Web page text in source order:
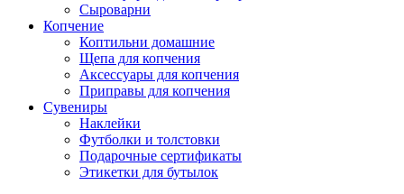
Сыроварни
Копчение
Коптильни домашние
Щепа для копчения
Аксессуары для копчения
Приправы для копчения
Сувениры
Наклейки
Футболки и толстовки
Подарочные сертификаты
Этикетки для бутылок